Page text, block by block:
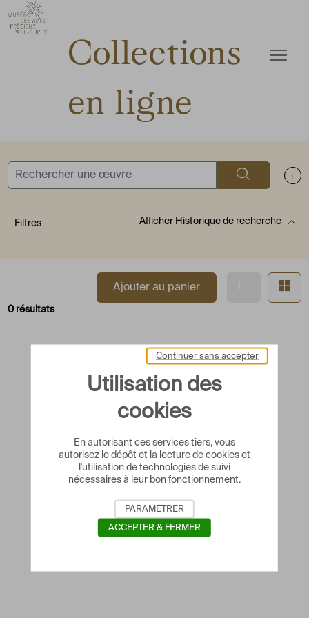
Accèder directement au contenu
Accèder directement au contenu
Collections
en ligne
Ouvrir
Rechercher
Filtres AfficherHistorique de recherche
0 résultats
Ajouter au panier Afficher
Utilisation des
cookies
En autorisant ces services tiers, vous
autorisez le dépôt et la lecture de cookies et
l'utilisation de technologies de suivi
nécessaires à leur bon fonctionnement.
Continuer sans accepter
PARAMÉTRER
ACCEPTER & FERMER